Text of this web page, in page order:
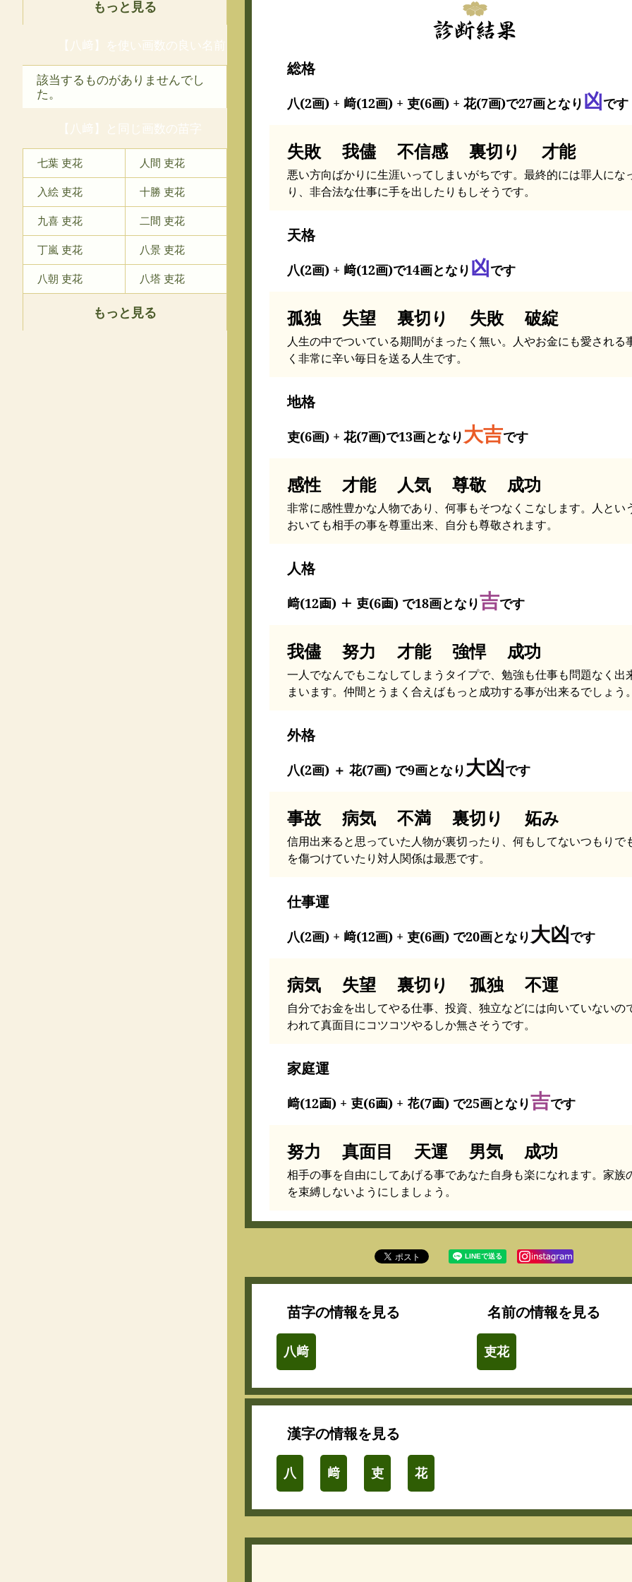
もっと見る
【八﨑】を使い画数の良い名前
該当するものがありませんでし
た。
【八﨑】と同じ画数の苗字
七葉 吏花 人間 吏花
入絵 吏花 十勝 吏花
九喜 吏花 二間 吏花
丁嵐 吏花 八景 吏花
八朝 吏花 八塔 吏花
もっと見る
総格
八(2画) + 﨑(12画) + 吏(6画) + 花(7画)で27画となり 凶です
失敗 我儘 不信感 裏切り 才能
悪い方向ばかりに生涯いってしまいがちです。最終的には罪人にな
り、非合法な仕事に手を出したりもしそうです。
天格
八(2画) + 﨑(12画)で14画となり 凶です
孤独 失望 裏切り 失敗 破綻
人生の中でついている期間がまったく無い。人やお金にも愛される
く非常に辛い毎日を送る人生です。
地格
吏(6画) + 花(7画)で13画となり 大吉です
感性 才能 人気 尊敬 成功
非常に感性豊かな人物であり、何事もそつなくこなします。人とい
おいても相手の事を尊重出来、自分も尊敬されます。
人格
﨑(12画) ＋ 吏(6画) で18画となり吉です
我儘 努力 才能 強悍 成功
一人でなんでもこなしてしまうタイプで、勉強も仕事も問題なく出
まいます。仲間とうまく合えばもっと成功する事が出来るでしょう。
外格
八(2画) ＋ 花(7画) で9画となり 大凶です
事故 病気 不満 裏切り 妬み
信用出来ると思っていた人物が裏切ったり、何もしてないつもりで
を傷つけていたり対人関係は最悪です。
仕事運
八(2画) + 﨑(12画) + 吏(6画) で20画となり 大凶です
病気 失望 裏切り 孤独 不運
自分でお金を出してやる仕事、投資、独立などには向いていないの
われて真面目にコツコツやるしか無さそうです。
家庭運
﨑(12画) + 吏(6画) + 花(7画) で25画となり吉です
努力 真面目 天運 男気 成功
相手の事を自由にしてあげる事であなた自身も楽になれます。家族
を束縛しないようにしましょう。
苗字の情報を見る
八﨑
名前の情報を見る
吏花
漢字の情報を見る
八 﨑 吏 花